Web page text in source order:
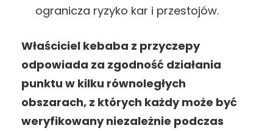
ogranicza ryzyko kar i przestojów.
Właściciel kebaba z przyczepy
odpowiada za zgodność działania
punktu w kilku równoległych
obszarach, z których każdy może być
weryfikowany niezależnie podczas